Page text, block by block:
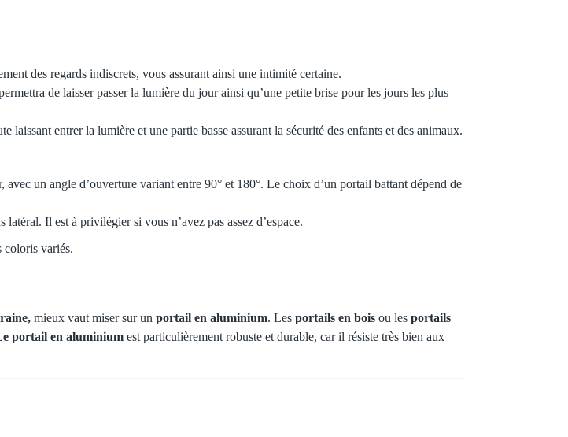
des regards indiscrets, vous assurant ainsi une intimité certaine.
de laisser passer la lumière du jour ainsi qu’une petite brise pour les jours les plus
laissant entrer la lumière et une partie basse assurant la sécurité des enfants et des animaux.
un angle d’ouverture variant entre 90° et 180°. Le choix d’un portail battant dépend de
Il est à privilégier si vous n’avez pas assez d’espace.
coloris variés.
mieux vaut miser sur un portail en aluminium. Les portails en bois ou les portails
portail en aluminium est particulièrement robuste et durable, car il résiste très bien aux